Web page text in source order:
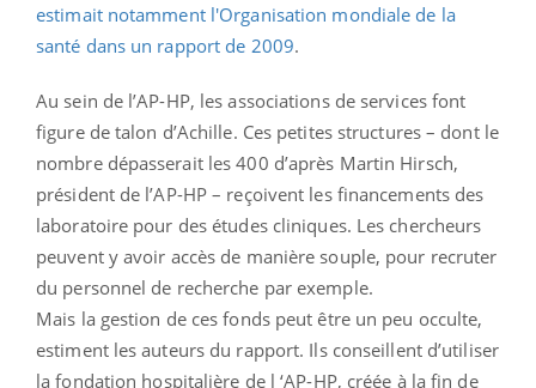
estimait notamment l'Organisation mondiale de la
santé dans un rapport de 2009.
Au sein de l’AP-HP, les associations de services font
figure de talon d’Achille. Ces petites structures – dont le
nombre dépasserait les 400 d’après Martin Hirsch,
président de l’AP-HP – reçoivent les financements des
laboratoire pour des études cliniques. Les chercheurs
peuvent y avoir accès de manière souple, pour recruter
du personnel de recherche par exemple.
Mais la gestion de ces fonds peut être un peu occulte,
estiment les auteurs du rapport. Ils conseillent d’utiliser
la fondation hospitalière de l ‘AP-HP, créée à la fin de